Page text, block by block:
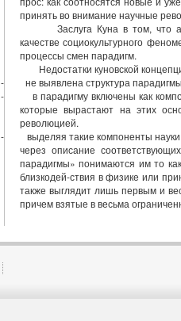
принять во внимание научные
Заслуга Куна в том, что
качестве социокультурного
процессы смен парадигм.
Недостатки куновской
- не выявлена структура
- в парадигму включены как
которые вырастают на этих
революцией.
- выделяя такие компоненты науки,
через описание
парадигмы» понимаются им то
близкодей-ствия в физике или
также выглядит лишь первым и
причем взятые в весьма